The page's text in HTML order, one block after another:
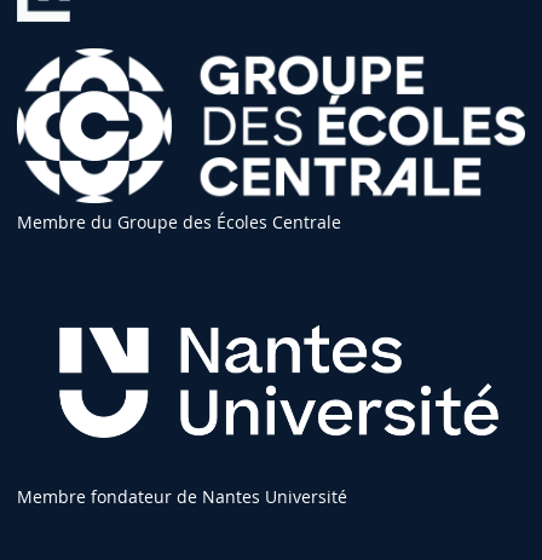
Membre du Groupe des Écoles Centrale
Membre fondateur de Nantes Université